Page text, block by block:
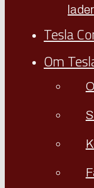
lader
Tesla
Om